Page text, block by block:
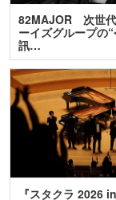
82MAJOR 次世
ーイズグループの
訊…
『スタクラ 2026